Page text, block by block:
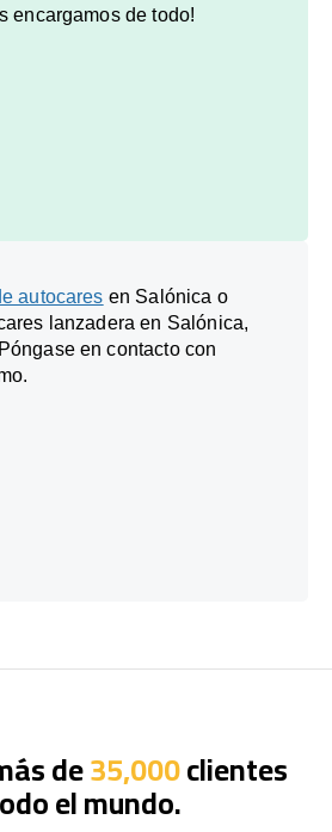
encargamos de todo!
autocares en Salónica o
lanzadera en Salónica,
en contacto con
de35,000clientes
el mundo.